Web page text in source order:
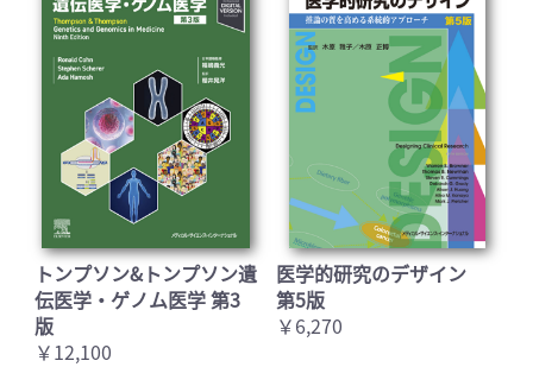
トンプソン&トンプソン遺
伝医学・ゲノム医学 第3
版
￥12,100
医学的研究のデザイン
第5版
￥6,270